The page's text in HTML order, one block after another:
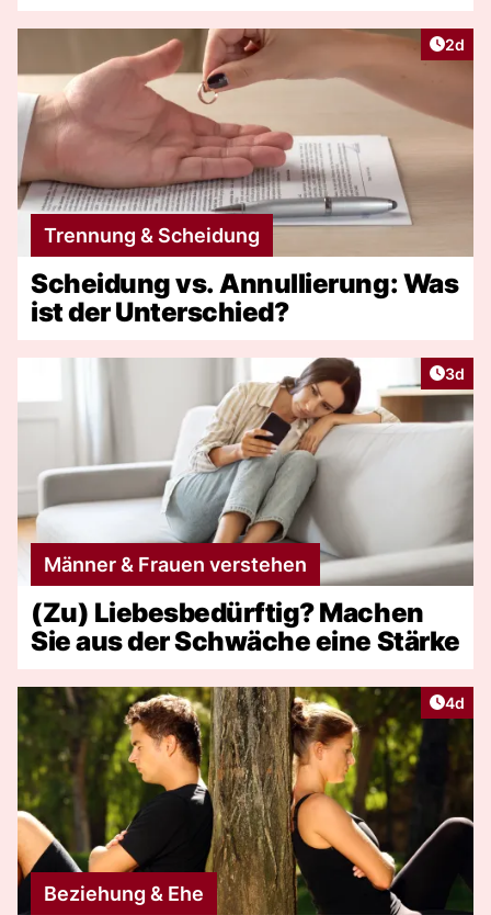
2d
Trennung & Scheidung
Scheidung vs. Annullierung: Was
ist der Unterschied?
3d
Männer & Frauen verstehen
(Zu) Liebesbedürftig? Machen
Sie aus der Schwäche eine Stärke
4d
Beziehung & Ehe